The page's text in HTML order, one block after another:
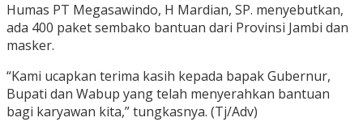
Humas PT Megasawindo, H Mardian, SP. menyebutkan,
ada 400 paket sembako bantuan dari Provinsi Jambi dan
masker.
“Kami ucapkan terima kasih kepada bapak Gubernur,
Bupati dan Wabup yang telah menyerahkan bantuan
bagi karyawan kita,” tungkasnya. (Tj/Adv)